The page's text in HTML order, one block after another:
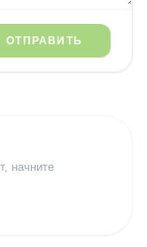
ОТПРАВИТЬ
начните